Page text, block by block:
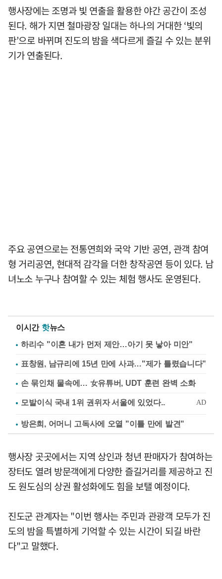
행사장에는 조명과 빛 연출을 활용한 야간 공간이 조성
된다. 해가 지면 철마광장 일대는 하나의 거대한 ‘빛의
판’으로 바뀌며 진도의 밤을 색다르게 즐길 수 있는 분위
기가 연출된다.
주요 공연으로는 전통연희와 국악 기반 공연, 관객 참여
형 거리공연, 현대적 감각을 더한 창작공연 등이 있다. 남
녀노소 누구나 참여할 수 있는 체험 행사도 운영된다.
이시간 핫뉴스
하리수 "이혼 내가 먼저 제안…아기 못 낳아 미안"
표창원, 남규리에 15년 만에 사과…"제가 틀렸습니다"
손 묶인채 물속에… 女유튜버, UDT 훈련 완벽 소화
방은희, 어머니 고독사에 오열 "이틀 만에 발견"
행사장 곳곳에서는 지역 상인과 청년 판매자가 참여하는
장터도 열려 방문객에게 다양한 즐길거리를 제공하고 진
도 원도심의 상권 활성화에도 힘을 보탤 예정이다.
진도군 관계자는 "이번 행사는 주민과 관광객 모두가 진
도의 밤을 특별하게 기억할 수 있는 시간이 되길 바란
다"고 말했다.